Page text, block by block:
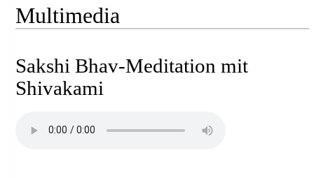
Multimedia
Sakshi Bhav-Meditation mit
Shivakami